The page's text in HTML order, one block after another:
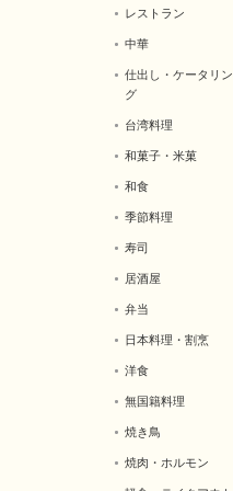
レストラン
中華
仕出し・ケータリン
グ
台湾料理
和菓子・米菓
和食
季節料理
寿司
居酒屋
弁当
日本料理・割烹
洋食
無国籍料理
焼き鳥
焼肉・ホルモン